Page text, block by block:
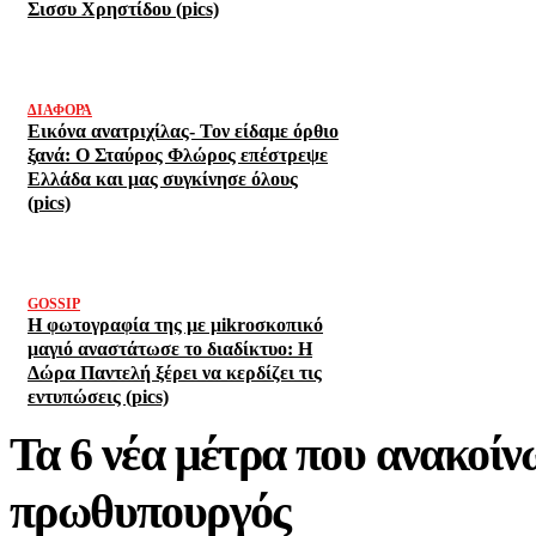
Σισσυ Χρηστίδου (pics)
ΔΙΆΦΟΡΑ
Εικόνα ανατριχίλας- Τον είδαμε όρθιο
ξανά: Ο Σταύρος Φλώρος επέστρεψε
Ελλάδα και μας συγκίνησε όλους
(pics)
GOSSIP
Η φωτογραφία της με μikroσκοπικό
μαγιό αναστάτωσε το διαδίκτυο: Η
Δώρα Παντελή ξέρει να κερδίζει τις
εντυπώσεις (pics)
Τα 6 νέα μέτρα που
πρωθυπουργός